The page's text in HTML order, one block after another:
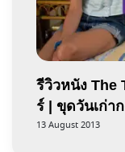
รีวิวหนัง The
ร์ | ขุดวันเก่า
13 August 2013